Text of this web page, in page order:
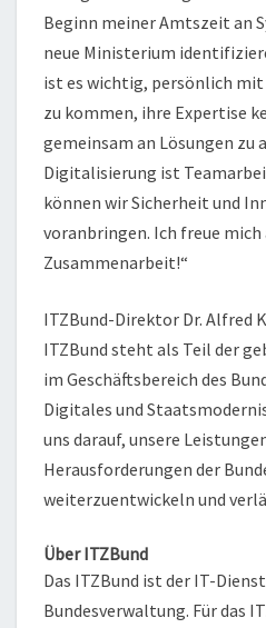
Beginn meiner Amtszeit an
neue Ministerium
ist es wichtig, persönlich mit
zu kommen, ihre Expertise
gemeinsam an Lösungen zu
Digitalisierung ist
können wir Sicherheit und
voranbringen. Ich freue mich
Zusammenarbeit!“
ITZBund-Direktor Dr. Alfred
ITZBund steht als Teil der
im Geschäftsbereich des
Digitales und
uns darauf, unsere
Herausforderungen der
weiterzuentwickeln und
Über ITZBund
Das ITZBund ist der IT-
Bundesverwaltung. Für das